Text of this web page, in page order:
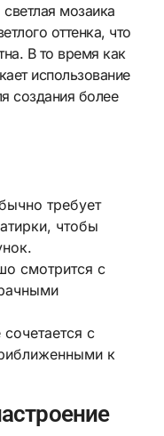
мозаика
оттенка, что
В то время как
использование
создания более
требует
чтобы
смотрится с
с
к